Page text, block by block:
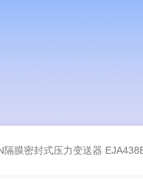
隔膜密封式压力变送器